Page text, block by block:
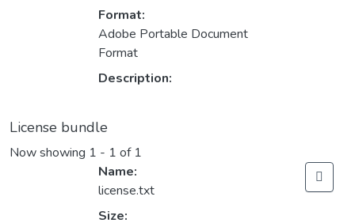
Format:
Adobe Portable Document
Format
Description:
License bundle
Now showing 1 - 1 of 1
Name:
license.txt
Size: